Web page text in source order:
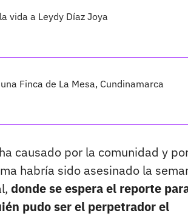
vida a Leydy Díaz Joya
Finca de La Mesa, Cundinamarca
causado por la comunidad y
habría sido asesinado la
donde se espera el reporte
pudo ser el perpetrador el